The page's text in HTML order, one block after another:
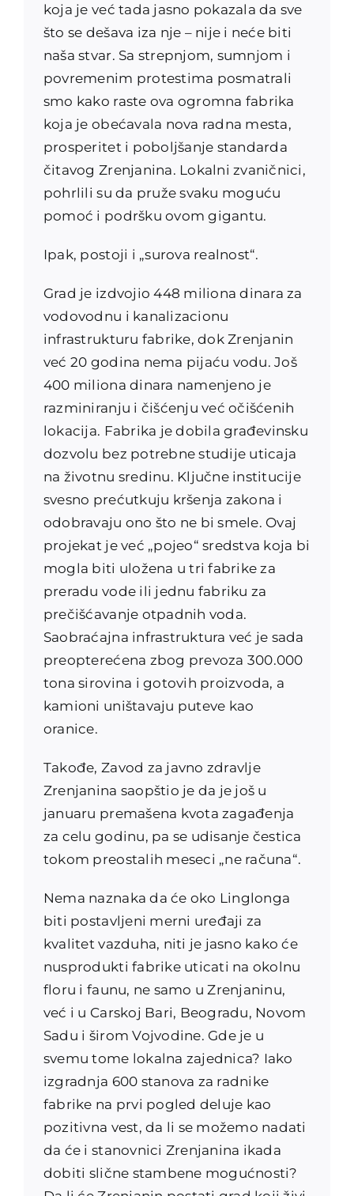
koja je već tada jasno pokazala da sve
što se dešava iza nje – nije i neće biti
naša stvar. Sa strepnjom, sumnjom i
povremenim protestima posmatrali
smo kako raste ova ogromna fabrika
koja je obećavala nova radna mesta,
prosperitet i poboljšanje standarda
čitavog Zrenjanina. Lokalni zvaničnici,
pohrlili su da pruže svaku moguću
pomoć i podršku ovom gigantu.
Ipak, postoji i „surova realnost“.
Grad je izdvojio 448 miliona dinara za
vodovodnu i kanalizacionu
infrastrukturu fabrike, dok Zrenjanin
već 20 godina nema pijaću vodu. Još
400 miliona dinara namenjeno je
razminiranju i čišćenju već očišćenih
lokacija. Fabrika je dobila građevinsku
dozvolu bez potrebne studije uticaja
na životnu sredinu. Ključne institucije
svesno prećutkuju kršenja zakona i
odobravaju ono što ne bi smele. Ovaj
projekat je već „pojeo“ sredstva koja bi
mogla biti uložena u tri fabrike za
preradu vode ili jednu fabriku za
prečišćavanje otpadnih voda.
Saobraćajna infrastruktura već je sada
preopterećena zbog prevoza 300.000
tona sirovina i gotovih proizvoda, a
kamioni uništavaju puteve kao
oranice.
Takođe, Zavod za javno zdravlje
Zrenjanina saopštio je da je još u
januaru premašena kvota zagađenja
za celu godinu, pa se udisanje čestica
tokom preostalih meseci „ne računa“.
Nema naznaka da će oko Linglonga
biti postavljeni merni uređaji za
kvalitet vazduha, niti je jasno kako će
nusprodukti fabrike uticati na okolnu
floru i faunu, ne samo u Zrenjaninu,
već i u Carskoj Bari, Beogradu, Novom
Sadu i širom Vojvodine. Gde je u
svemu tome lokalna zajednica? Iako
izgradnja 600 stanova za radnike
fabrike na prvi pogled deluje kao
pozitivna vest, da li se možemo nadati
da će i stanovnici Zrenjanina ikada
dobiti slične stambene mogućnosti?